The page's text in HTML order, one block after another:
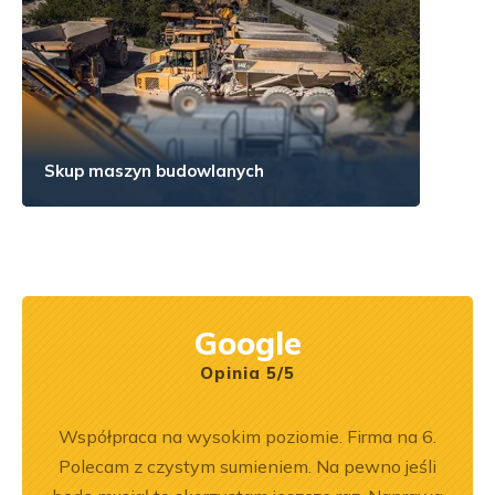
Skup maszyn budowlanych
Google
Opinia 5/5
Współpraca na wysokim poziomie. Firma na 6.
Polecam z czystym sumieniem. Na pewno jeśli